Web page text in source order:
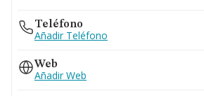
Teléfono
Añadir Teléfono
Web
Añadir Web